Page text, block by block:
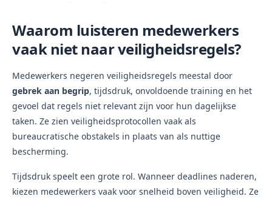
Waarom luisteren medewerkers
vaak niet naar veiligheidsregels?
Medewerkers negeren veiligheidsregels meestal door
gebrek aan begrip, tijdsdruk, onvoldoende training en het
gevoel dat regels niet relevant zijn voor hun dagelijkse
taken. Ze zien veiligheidsprotocollen vaak als
bureaucratische obstakels in plaats van als nuttige
bescherming.
Tijdsdruk speelt een grote rol. Wanneer deadlines naderen,
kiezen medewerkers vaak voor snelheid boven veiligheid. Ze